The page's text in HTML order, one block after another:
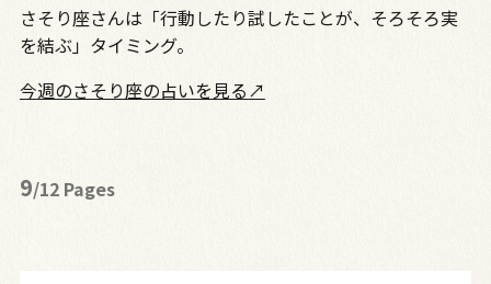
さそり座さんは「行動したり試したことが、そろそろ実
を結ぶ」タイミング。
今週のさそり座の占いを見る↗
9/12 Pages